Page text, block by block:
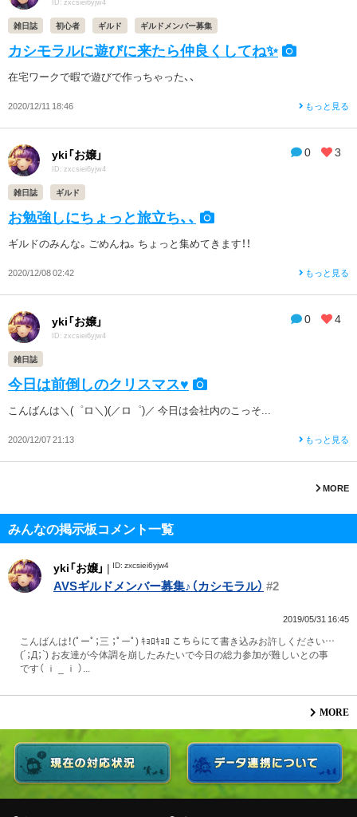
雑日誌 初心者 ギルド ギルドメンバー募集
カシモラルに遊びに来たら仲良くしてね✨
在宅ワークで暇で遊びで作っちゃった、、
2020/12/11 18:46 もっと見る
0 3
yki「お嬢」
ID: zxcsiei6yjw4
雑日誌 ギルド
お勉強しにちょっと旅立ち、、
ギルドのみんな。ごめんね。ちょっと集めてきます！！
2020/12/08 02:42 もっと見る
0 4
yki「お嬢」
ID: zxcsiei6yjw4
雑日誌
今日は前倒しのクリスマス♥️
こんばんは＼(゜ロ＼)(／ロ゜)／ 今日は会社内のこっそ...
2020/12/07 21:13 もっと見る
MORE
みんなの掲示板コメント一覧
yki「お嬢」 | ID: zxcsiei6yjw4
AVSギルドメンバー募集♪（カシモラル） #2
2019/05/31 16:45
こんばんは！(ﾟーﾟ；三 ；ﾟーﾟ) ｷｮﾛｷｮﾛ こちらにて書き込みお許しください…
(´；Д；`) お友達が今体調を崩したみたいで今日の総力参加が難しいとの事
です（ ｉ _ ｉ ）...
MORE